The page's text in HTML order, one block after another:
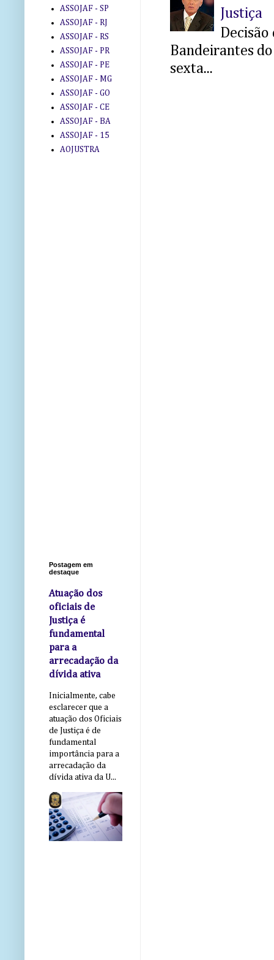
Justiça
Decisão
Bandeirantes
sexta...
ASSOJAF - SP
ASSOJAF - RJ
ASSOJAF - RS
ASSOJAF - PR
ASSOJAF - PE
ASSOJAF - MG
ASSOJAF - GO
ASSOJAF - CE
ASSOJAF - BA
ASSOJAF - 15
AOJUSTRA
Postagem em
destaque
Atuação dos
oficiais de
Justiça é
fundamental
para a
arrecadação da
dívida ativa
Inicialmente, cabe
esclarecer que a
atuação dos Oficiais
de Justiça é de
fundamental
importância para a
arrecadação da
dívida ativa da U...